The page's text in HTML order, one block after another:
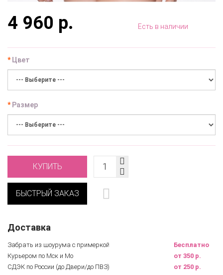
4 960 р. Есть в наличии
Цвет
Размер
КУПИТЬ
БЫСТРЫЙ ЗАКАЗ
Доставка
Забрать из шоурума с примеркой
Бесплатно
Курьером по Мск и Мо
от 350 р.
СДЭК по России (до Двери/до ПВЗ)
от 250 р.